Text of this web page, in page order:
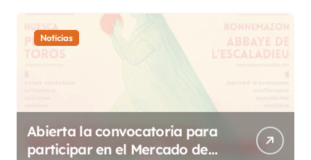
Noticias
Abierta la convocatoria para
participar en el Mercado de